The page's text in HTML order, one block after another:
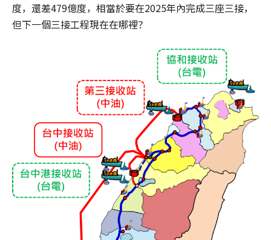
度，還差479億度，相當於要在2025年內完成三座三接，
但下一個三接工程現在在哪裡？